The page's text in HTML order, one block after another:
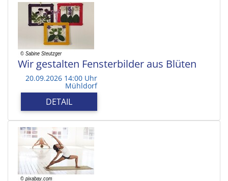
Wir gestalten Fensterbilder aus Blüten
20.09.2026 14:00 Uhr
Mühldorf
DETAIL